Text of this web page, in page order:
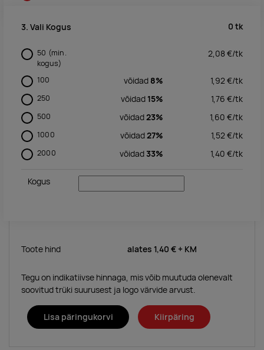
3. Vali Kogus 0 tk
50 (min.
kogus)
2,08€/tk
100 võidad 8% 1,92€/tk
250 võidad 15% 1,76 €/tk
500 võidad23% 1,60 €/tk
1000 võidad27% 1,52€/tk
2000 võidad 33% 1,40 €/tk
Kogus
Toote hind alates 1,40 € + KM
Tegu on indikatiivse hinnaga, mis võib muutuda olenevalt
soovitud trüki suurusest ja logo värvide arvust.
Lisa päringukorvi Kiirpäring